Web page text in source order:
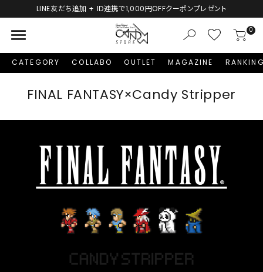
新規会員登録で1,000円分のポイントプレゼント！
menu 0
CATEGORY COLLABO OUTLET MAGAZINE
FINAL FANTASY×Candy Stripper